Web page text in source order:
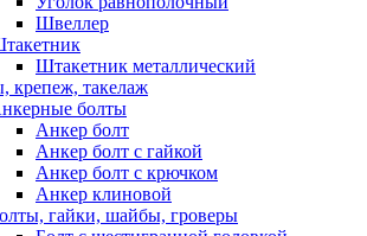
Швеллер
Штакетник металлический
крепеж, такелаж
болты
Анкер болт
Анкер болт с гайкой
Анкер болт с крючком
Анкер клиновой
гайки, шайбы, гроверы